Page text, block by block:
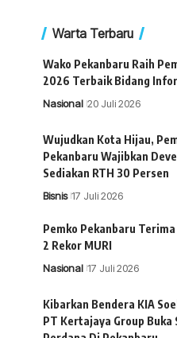
Warta Terbaru
Wako Pekanbaru Raih
2026 Terbaik Bidang
Nasional 20 Juli 2026
Wujudkan Kota Hijau,
Pekanbaru Wajibkan
Sediakan RTH 30 Persen
Bisnis 17 Juli 2026
Pemko Pekanbaru
2 Rekor MURI
Nasional 17 Juli 2026
Kibarkan Bendera KIA
PT Kertajaya Group Buka